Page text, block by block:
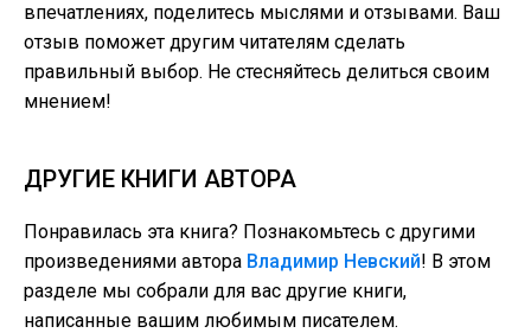
впечатлениях, поделитесь мыслями и отзывами. Ваш
отзыв поможет другим читателям сделать
правильный выбор. Не стесняйтесь делиться своим
мнением!
ДРУГИЕ КНИГИ АВТОРА
Понравилась эта книга? Познакомьтесь с другими
произведениями автора Владимир Невский! В этом
разделе мы собрали для вас другие книги,
написанные вашим любимым писателем.